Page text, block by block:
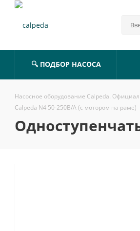
🔍 ПОДБОР НАСОСА
Насосное оборудование Calpeda.
Calpeda N4 50-250B/A (с мотором на раме)